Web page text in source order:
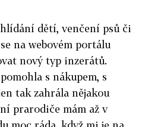
dětí, venčení psů či
na webovém portálu
nový typ inzerátů.
s nákupem, s
tak zahrála nějakou
prarodiče mám až v